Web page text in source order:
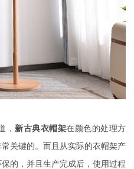
， 新古典衣帽架在颜色的处理方
关键的。而且从实际的衣帽架产
的，并且生产完成后，使用过程